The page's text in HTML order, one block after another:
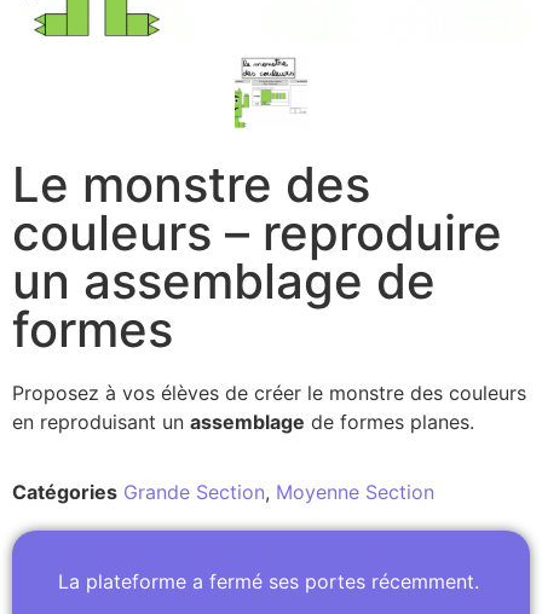
Le monstre des
couleurs – reproduire
un assemblage de
formes
Proposez à vos élèves de créer le monstre des couleurs
en reproduisant un assemblage de formes planes.
Catégories Grande Section, Moyenne Section
La plateforme a fermé ses portes récemment.